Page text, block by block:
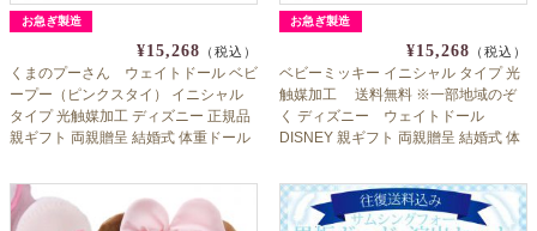
お急ぎ製造
¥15,268 （税込）
くまのプーさん ウェイトドール ベビ
ープー（ピンクスタイ） イニシャル
タイプ 光触媒加工 ディズニー 正規品
親ギフト 両親贈呈 結婚式 体重ドール
お急ぎ製造
¥15,268 （税込）
ベビーミッキー イニシャル タイプ 光
触媒加工 送料無料 ※一部地域のぞ
く ディズニー ウェイトドール
DISNEY 親ギフト 両親贈呈 結婚式 体